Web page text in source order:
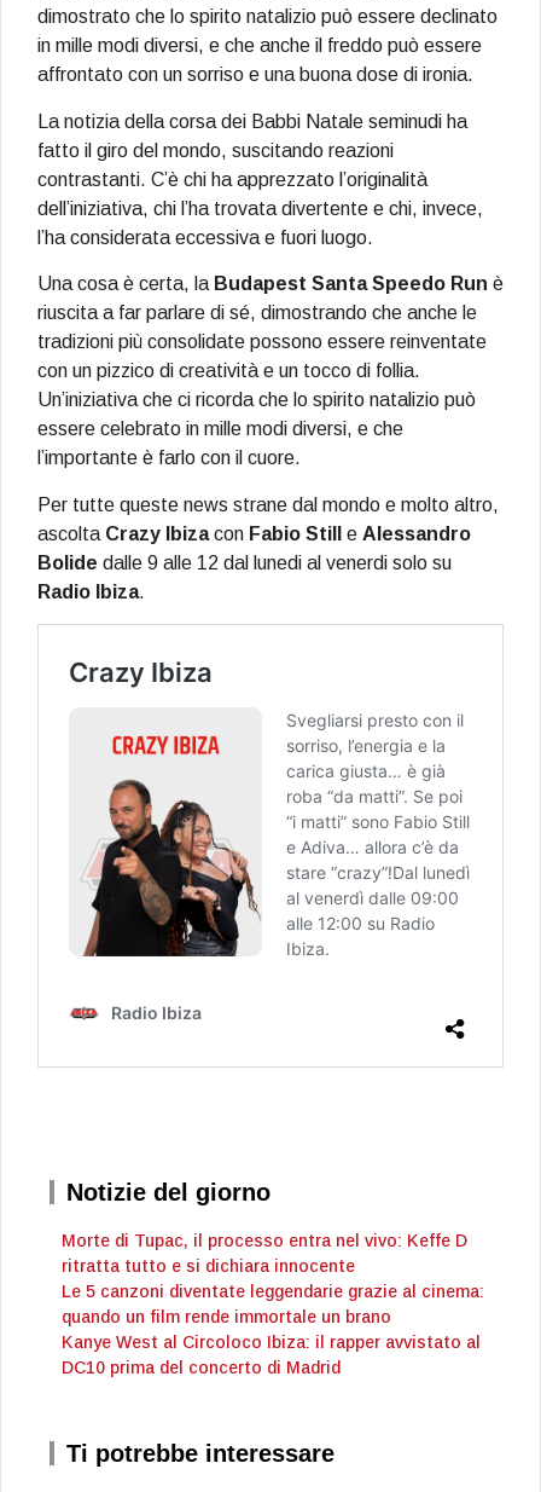
dimostrato che lo spirito natalizio può essere declinato
in mille modi diversi, e che anche il freddo può essere
affrontato con un sorriso e una buona dose di ironia.
La notizia della corsa dei Babbi Natale seminudi ha
fatto il giro del mondo, suscitando reazioni
contrastanti. C’è chi ha apprezzato l’originalità
dell’iniziativa, chi l’ha trovata divertente e chi, invece,
l’ha considerata eccessiva e fuori luogo.
Una cosa è certa, la Budapest Santa Speedo Run è
riuscita a far parlare di sé, dimostrando che anche le
tradizioni più consolidate possono essere reinventate
con un pizzico di creatività e un tocco di follia.
Un’iniziativa che ci ricorda che lo spirito natalizio può
essere celebrato in mille modi diversi, e che
l’importante è farlo con il cuore.
Per tutte queste news strane dal mondo e molto altro,
ascolta Crazy Ibizacon Fabio Still e Alessandro
Bolide dalle 9 alle 12 dal lunedi al venerdi solo su
Radio Ibiza.
Notizie del giorno
Morte di Tupac, il processo entra nel vivo: Keffe D
ritratta tutto e si dichiara innocente
Le 5 canzoni diventate leggendarie grazie al cinema:
quando un film rende immortale un brano
Kanye West al Circoloco Ibiza: il rapper avvistato al
DC10 prima del concerto di Madrid
Ti potrebbe interessare